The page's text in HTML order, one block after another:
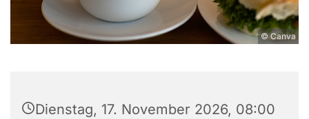
© Canva
Dienstag, 17. November 2026, 08:00